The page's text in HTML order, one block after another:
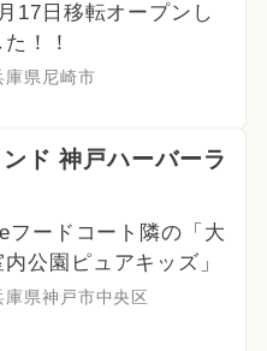
17日移転オープンし
た！！
庫県尼崎市
ド 神戸ハーバーラ
フードコート隣の「大
公園ピュアキッズ」
庫県神戸市中央区